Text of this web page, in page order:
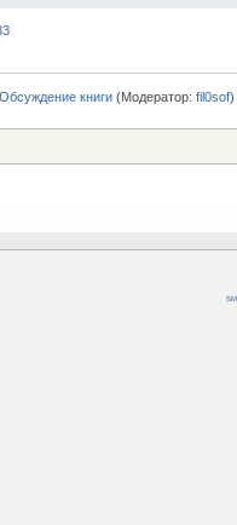
Обсуждение книги(Модератор: fil0sof)